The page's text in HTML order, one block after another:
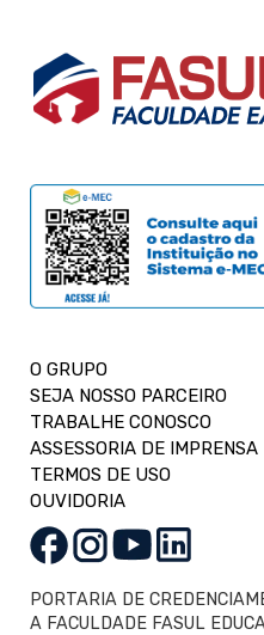
O GRUPO
SEJA NOSSO PARCEIRO
TRABALHE CONOSCO
ASSESSORIA DE IMPRENSA
TERMOS DE USO
OUVIDORIA
PORTARIA DE
A FACULDADE FASUL